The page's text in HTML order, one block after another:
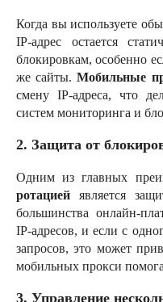
Когда вы используете
IP-адрес остается
блокировкам, особенно
же сайты.Мобильные
смену IP-адреса, что
систем мониторинга и
2. Защита от
Одним из главных
ротацией является
большинства онлайн-
IP-адресов, и если с
запросов, это может
мобильных прокси
3. Управление